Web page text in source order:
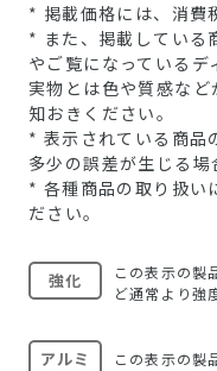
* 掲載価格には、消費
* また、掲載している
やご覧になっているデ
実物とは色や質感な
知おきください。
* 表示されている商品
多少の誤差が生じる場
* 各種商品の取り扱い
ださい。
強化
この表示の製
ど通常より強
アルミ この表示の製